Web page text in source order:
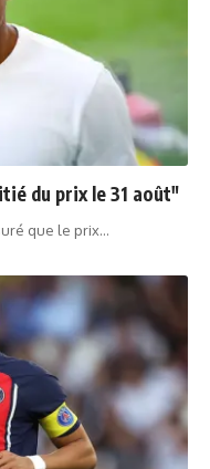
du prix le 31 août"
que le prix…